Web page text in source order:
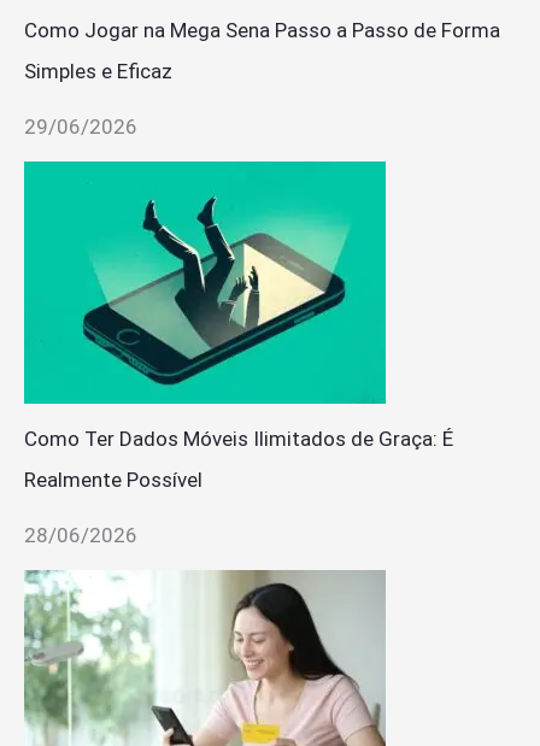
Como Jogar na Mega Sena Passo a Passo de Forma
Simples e Eficaz
29/06/2026
Como Ter Dados Móveis Ilimitados de Graça: É
Realmente Possível
28/06/2026